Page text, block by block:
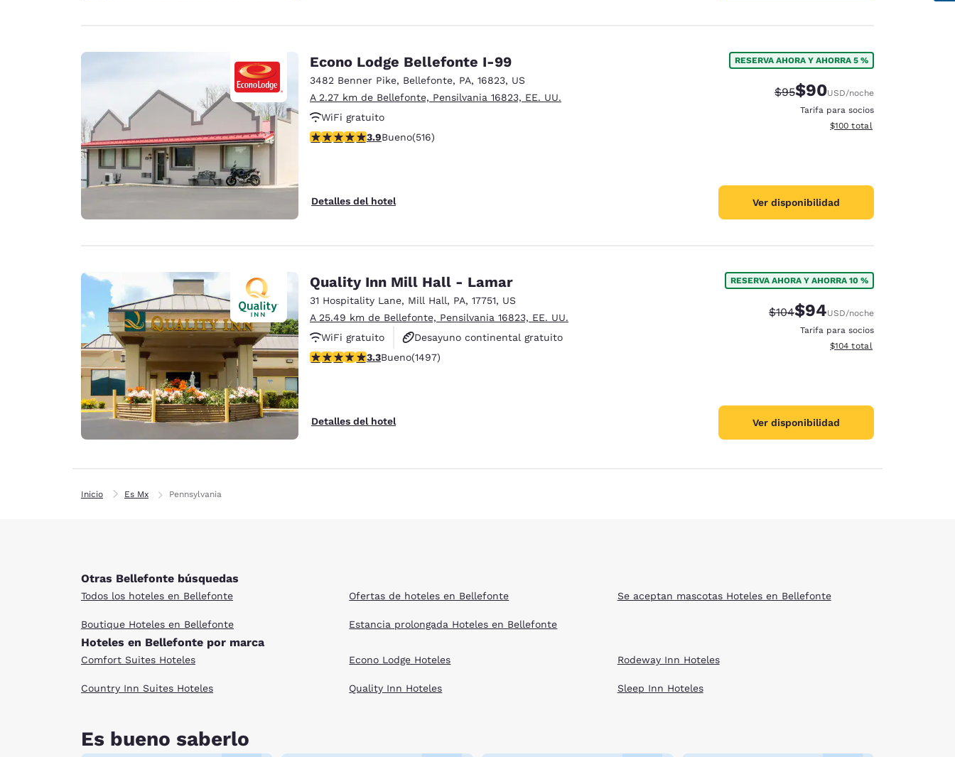
Econo Lodge Bellefonte I-99
3482 Benner Pike, Bellefonte, PA, 16823, US
A 2.27 km de Bellefonte, Pensilvania 16823, EE. UU.
WiFi gratuito
calificación de 3.92 estrellas. Bueno. 516 reseñas
3.9Bueno(516)
Detalles del hotel
RESERVA AHORA Y AHORRA 5 %
Precio tachado:
$95Precio con descuento:
$90USD/noche
Tarifa para socios
Ver detalles del total
$100 total
Ver disponibilidad
Quality Inn Mill Hall - Lamar
31 Hospitality Lane, Mill Hall, PA, 17751, US
A 25.49 km de Bellefonte, Pensilvania 16823, EE. UU.
WiFi gratuito
Desayuno continental gratuito
Se aceptan mascotas
calificación de 3.32 estrellas. Bueno. 1497 reseñas
3.3Bueno(1497)
Detalles del hotel
RESERVA AHORA Y AHORRA 10 %
Precio tachado:
$104Precio con descuento:
$94USD/noche
Tarifa para socios
Ver detalles del total
$104 total
Ver disponibilidad
Inicio Es Mx Pennsylvania
Otras Bellefonte búsquedas
Todos los hoteles en Bellefonte
Boutique Hoteles en Bellefonte
Ofertas de hoteles en Bellefonte
Estancia prolongada Hoteles en Bellefonte
Se aceptan mascotas Hoteles en Bellefonte
Hoteles en Bellefonte por marca
Comfort Suites Hoteles
Country Inn Suites Hoteles
Econo Lodge Hoteles
Quality Inn Hoteles
Rodeway Inn Hoteles
Sleep Inn Hoteles
Es bueno saberlo